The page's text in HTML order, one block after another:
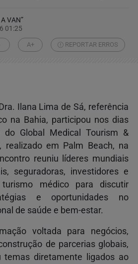
VAN”
01:25
A+ REPORTAR ERROS
Ilana Lima de Sá, referência
na Bahia, participou nos dias
Global Medical Tourism &
realizado em Palm Beach, na
reuniu líderes mundiais
seguradoras, investidores e
médico para discutir
e oportunidades no
de saúde e bem-estar.
voltada para negócios,
de parcerias globais,
temas diretamente ligados ao